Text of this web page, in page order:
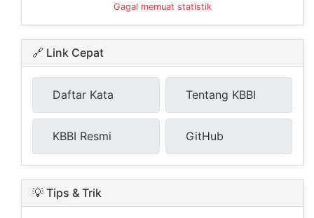
Gagal memuat statistik
🔗 Link Cepat
Daftar Kata Tentang KBBI
KBBI Resmi GitHub
💡 Tips & Trik